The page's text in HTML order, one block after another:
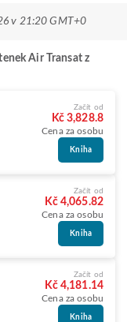
v 21:20 GMT+0
Air Transat z
Začít od
Kč 3,828.8
Cena za osobu
Kniha
Začít od
Kč 4,065.82
Cena za osobu
Kniha
Začít od
Kč 4,181.14
Cena za osobu
Kniha